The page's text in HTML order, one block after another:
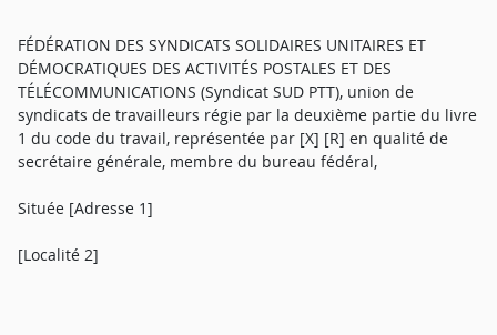
FÉDÉRATION DES SYNDICATS SOLIDAIRES UNITAIRES ET
DÉMOCRATIQUES DES ACTIVITÉS POSTALES ET DES
TÉLÉCOMMUNICATIONS (Syndicat SUD PTT), union de
syndicats de travailleurs régie par la deuxième partie du livre
1 du code du travail, représentée par [X] [R] en qualité de
secrétaire générale, membre du bureau fédéral,
Située [Adresse 1]
[Localité 2]